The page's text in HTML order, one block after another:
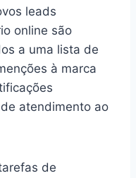
leads
online são
a uma lista de
à marca
atendimento ao
de